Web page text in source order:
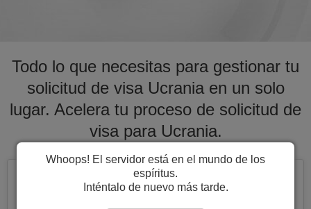
Todo lo que necesitas para gestionar tu
solicitud de visa Ucrania en un solo
lugar. Acelera tu proceso de solicitud de
visa para Ucrania.
Whoops! El servidor está en el mundo de los
espíritus.
Inténtalo de nuevo más tarde.